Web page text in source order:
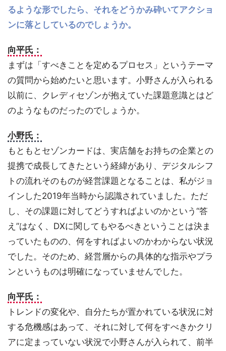
るような形でしたら、それをどうかみ砕いてアクショ
ンに落としているのでしょうか。
向平氏：
まずは「すべきことを定めるプロセス」というテーマ
の質問から始めたいと思います。小野さんが入られる
以前に、クレディセゾンが抱えていた課題意識とはど
のようなものだったのでしょうか。
小野氏：
もともとセゾンカードは、実店舗をお持ちの企業との
提携で成長してきたという経緯があり、デジタルシフ
トの流れそのものが経営課題となることは、私がジョ
インした2019年当時から認識されていました。ただ
し、その課題に対してどうすればよいのかという“答
え”はなく、DXに関してもやるべきということは決ま
っていたものの、何をすればよいのかわからない状況
でした。そのため、経営層からの具体的な指示やプラ
ンというものは明確になっていませんでした。
向平氏：
トレンドの変化や、自分たちが置かれている状況に対
する危機感はあって、それに対して何をすべきかクリ
アに定まっていない状況で小野さんが入られて、前半